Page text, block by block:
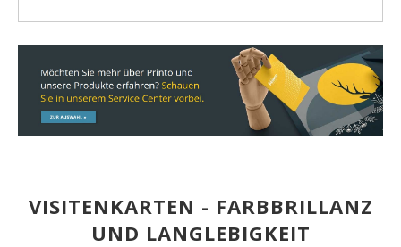
VISITENKARTEN - FARBBRILLANZ
UND LANGLEBIGKEIT